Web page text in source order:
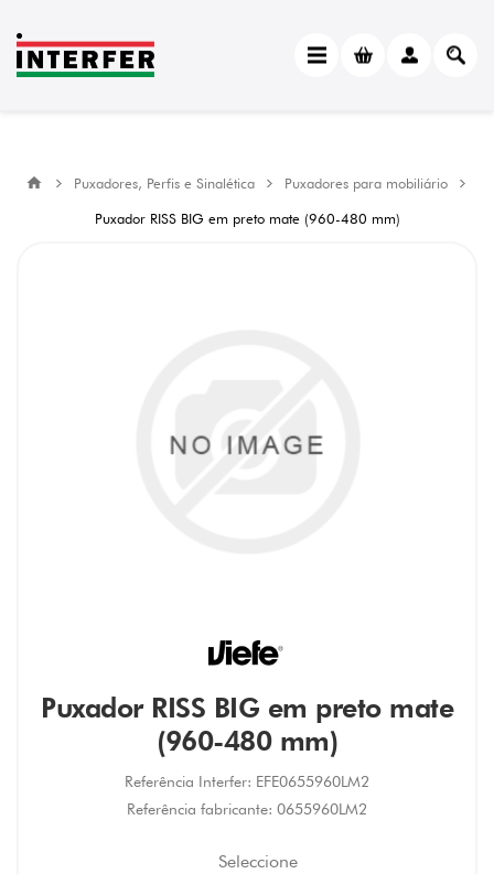
Puxadores, Perfis e Sinalética
Puxadores para mobiliário
Puxador RISS BIG em preto mate (960-480 mm)
Puxador RISS BIG em preto mate
(960-480 mm)
Referência Interfer: EFE0655960LM2
Referência fabricante: 0655960LM2
Seleccione